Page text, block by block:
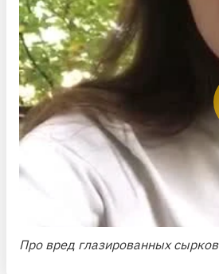
Про вред глазированных сырков